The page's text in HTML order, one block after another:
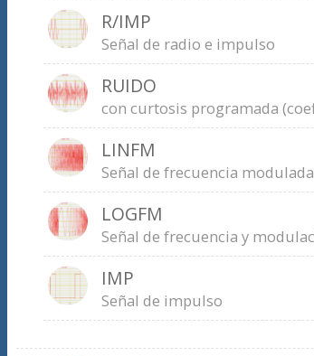
R/IMP
Señal de radio e impulso
RUIDO
con curtosis programada
LINFM
Señal de frecuencia
LOGFM
Señal de frecuencia y
IMP
Señal de impulso